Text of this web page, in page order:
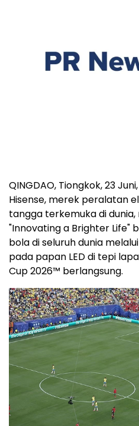
QINGDAO, Tiongkok,23
Hisense, merek peralatan
tangga terkemuka di dunia,
"Innovating a Brighter Life"
bola di seluruh dunia
pada papan LED di tepi
Cup 2026™ berlangsung.